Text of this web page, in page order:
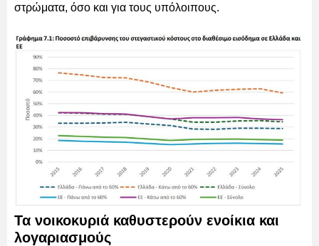
στρώματα, όσο και για τους υπόλοιπους.
Τα νοικοκυριά καθυστερούν ενοίκια και
λογαριασμούς